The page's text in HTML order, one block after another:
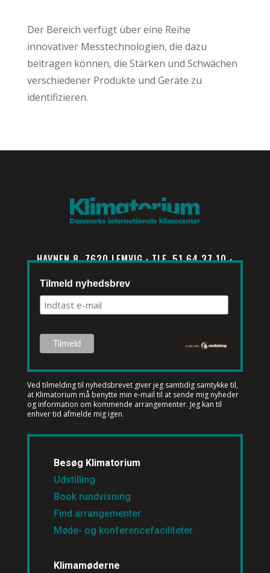
Der Bereich verfügt über eine Reihe
innovativer Messtechnologien, die dazu
beitragen können, die Stärken und Schwächen
verschiedener Produkte und Geräte zu
identifizieren.
HAVNEN 8, 7620 LEMVIG · TLF. 51 64 37 10 ·
INFO@KLIMATORIUM.DK
Tilmeld nyhedsbrev
Ved tilmelding til nyhedsbrevet giver jeg samtidig samtykke til,
at Klimatorium må benytte min e-mail til at sende mig nyheder
og information om kommende arrangementer. Jeg kan til
enhver tid afmelde mig igen.
Besøg Klimatorium
Udstilling
Book rundvisning
Find arrangementer
Møde- og konferencefaciliteter
Klimamøderne